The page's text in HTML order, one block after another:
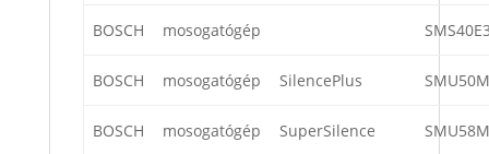
BOSCH mosogatógép
BOSCH mosogatógép SilencePlus
BOSCH mosogatógép SuperSilence